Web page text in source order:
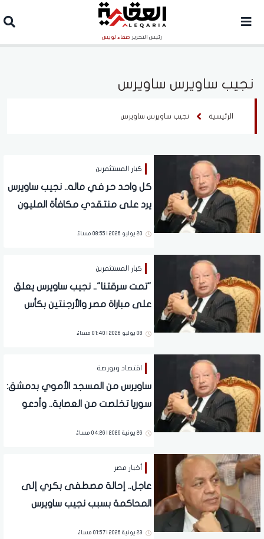
رئيس التحرير صفاء لويس
نجيب ساويرس ساويرس
الرئيسية نجيب ساويرس ساويرس
كبار المستثمرين
كل واحد حر في ماله.. نجيب ساويرس
يرد على منتقدي مكافأة المليون
20 يوليو 2026 | 08:55 مساءً
كبار المستثمرين
"تمت سرقتنا".. نجيب ساويرس يعلق
على مباراة مصر والأرجنتين بكأس
08 يوليو 2026 | 01:40 مساءً
اقتصاد وبورصة
ساويرس من المسجد الأموي بدمشق:
سوريا تخلصت من العصابة.. وأدعو
مستقبلها
26 يونية 2026 | 04:26 مساءً
أخبار مصر
عاجل.. إحالة مصطفى بكري إلى
المحاكمة بسبب نجيب ساويرس
23 يونية 2026 | 01:57 مساءً